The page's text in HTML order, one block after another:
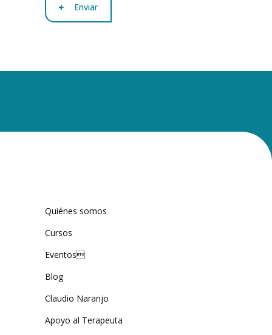
Enviar
Quiénes somos
Cursos
Eventos
Blog
Claudio Naranjo
Apoyo al Terapeuta